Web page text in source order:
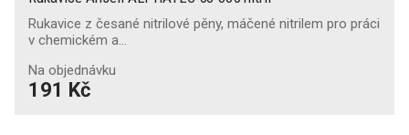
Rukavice z česané nitrilové pěny, máčené nitrilem pro práci
v chemickém a…
Na objednávku
191 Kč